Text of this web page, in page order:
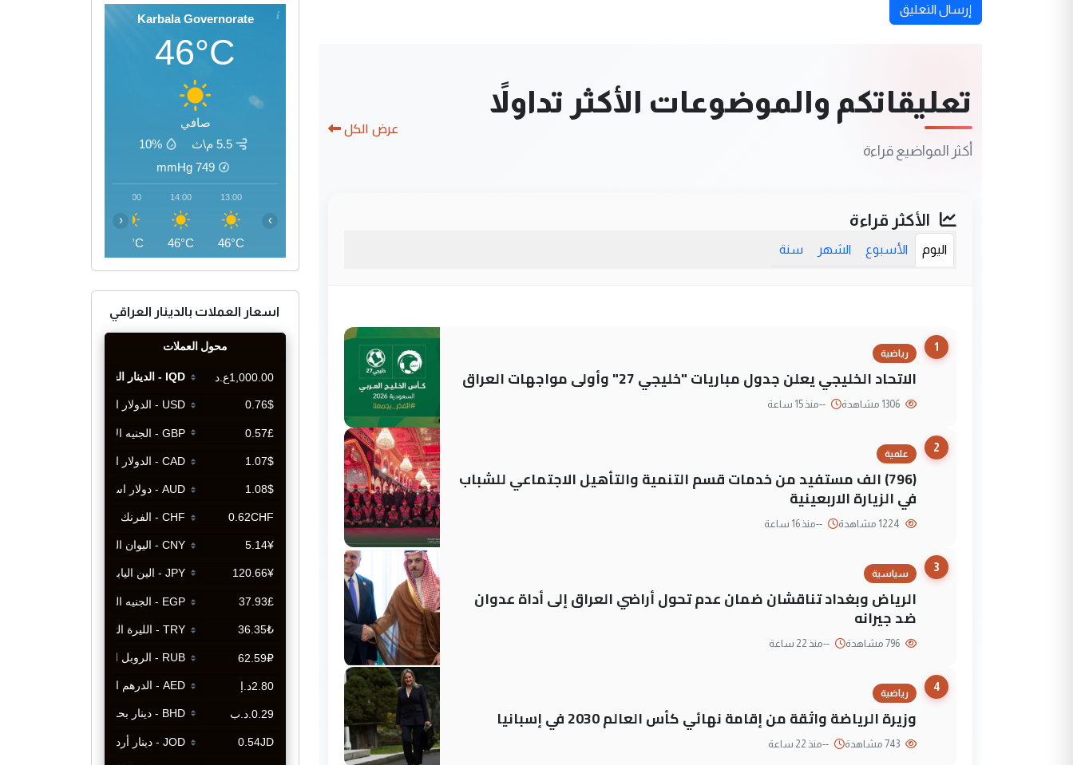
إرسال التعليق
تعليقاتكم والموضوعات الأكثر تداولاً
أكثر المواضيع قراءة
عرض الكل
الأكثر قراءة
اليوم الأسبوع الشهر سنة
1
رياضية
الاتحاد الخليجي يعلن جدول مباريات "خليجي 27" وأولى مواجهات العراق
--منذ 15 ساعة
2
علمية
(796) الف مستفيد من خدمات قسم التنمية والتأهيل الاجتماعي للشباب
في الزيارة الاربعينية
--منذ 16 ساعة
3
سياسية
الرياض وبغداد تناقشان ضمان عدم تحول أراضي العراق إلى أداة عدوان
ضد جيرانه
--منذ 22 ساعة
4
رياضية
وزيرة الرياضة واثقة من إقامة نهائي كأس العالم 2030 في إسبانيا
--منذ 22 ساعة
Karbala Governorate
46°C
صافي
5.5 م\ث
10%
749
mmHg
13:00
46°C
14:00
46°C
15:00
46°C
‹ ›
اسعار العملات بالدينار العراقي